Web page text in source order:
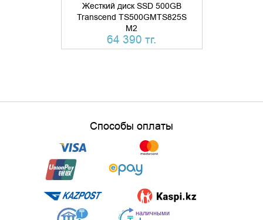
Жесткий диск SSD 500GB
Transcend TS500GMTS825S
M2
64 390 тг.
Способы оплаты